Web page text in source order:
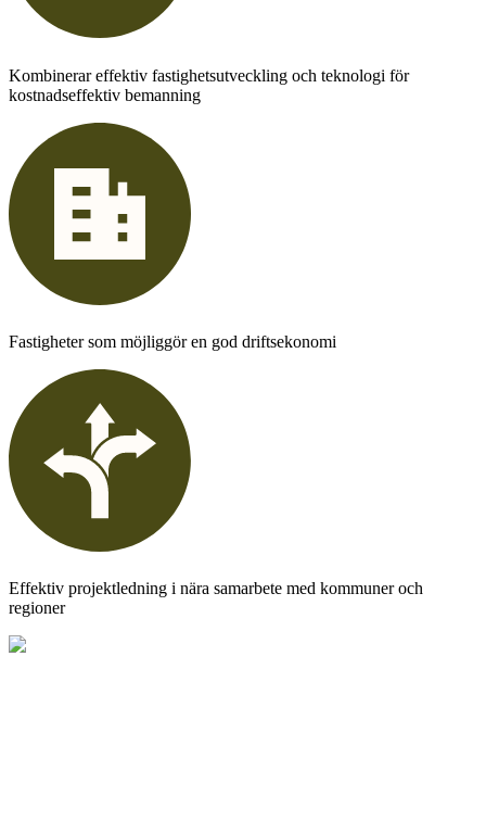
Kombinerar effektiv fastighetsutveckling och teknologi för
kostnadseffektiv bemanning
Fastigheter som möjliggör en god driftsekonomi
Effektiv projektledning i nära samarbete med kommuner och
regioner